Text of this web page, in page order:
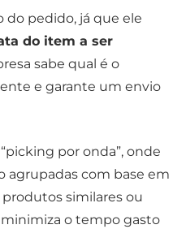
do pedido, já que ele
do item a ser
sabe qual é o
e garante um envio
picking por onda”, onde
agrupadas com base em
similares ou
o tempo gasto